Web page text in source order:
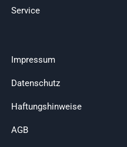
Service
Impressum
Datenschutz
Haftungshinweise
AGB